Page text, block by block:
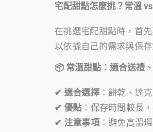
宅配甜點怎麼挑？常溫
在挑選宅配甜點時，首
以依據自己的需求與保
📦 常溫甜點：適合送禮
✔ 適合選擇：餅乾、達
✔ 優點 ：保存時間較長
✔ 注意事項：避免高溫